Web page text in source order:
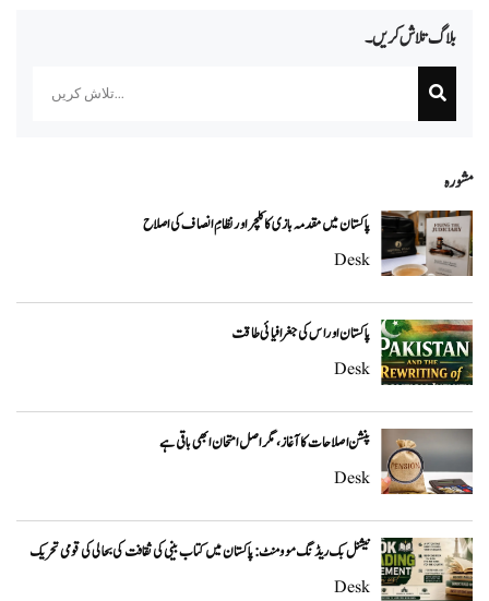
بلاگ تلاش کریں۔
مشورہ
پاکستان میں مقدمہ بازی کا کلچر اور نظامِ انصاف کی اصلاح
Desk
پاکستان اور اس کی جغرافیائی طاقت
Desk
پنشن اصلاحات کا آغاز، مگر اصل امتحان ابھی باقی ہے
Desk
نیشنل بک ریڈنگ موومنٹ: پاکستان میں کتاب بینی کی ثقافت کی بحالی کی قومی تحریک
Desk